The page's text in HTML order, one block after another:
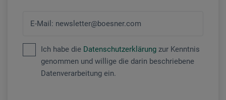
E-Mail: newsletter@boesner.com
Ich habe die Datenschutzerklärung zur Kenntnis
genommen und willige die darin beschriebene
Datenverarbeitung ein.